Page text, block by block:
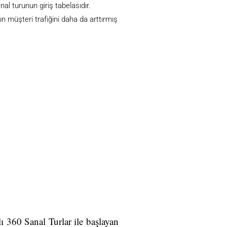
turunun giriş tabelasıdır.
müşteri trafiğini daha da arttırmış
360 Sanal Turlar ile başlayan